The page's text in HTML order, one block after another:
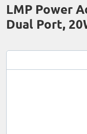
LMP Power
Dual Port,